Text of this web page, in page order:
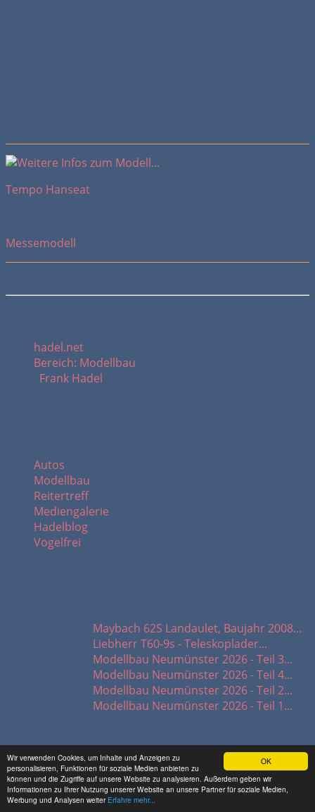
OK
Wir verwenden Cookies, um Inhalte und Anzeigen zu
personalisieren, Funktionen für soziale Medien anbieten zu
können und die Zugriffe auf unsere Website zu analysieren. Außerdem geben wir
Informationen zu Ihrer Nutzung unserer Website an unsere Partner für soziale Medien,
Werbung und Analysen weiter Erfahre mehr...
Tempo Hanseat
Messemodell
hadel.net
Bereich: Modellbau
Frank Hadel
Autos
Modellbau
Reitertreff
Mediengalerie
Hadelblog
Vogelfrei
Maybach 62S Landaulet, Baujahr 2008...
Liebherr T60-9s - Teleskoplader...
Modellbau Neumünster 2026 - Teil 3...
Modellbau Neumünster 2026 - Teil 4...
Modellbau Neumünster 2026 - Teil 2...
Modellbau Neumünster 2026 - Teil 1...
Wichtige Links:
Impressum
Datenschutz